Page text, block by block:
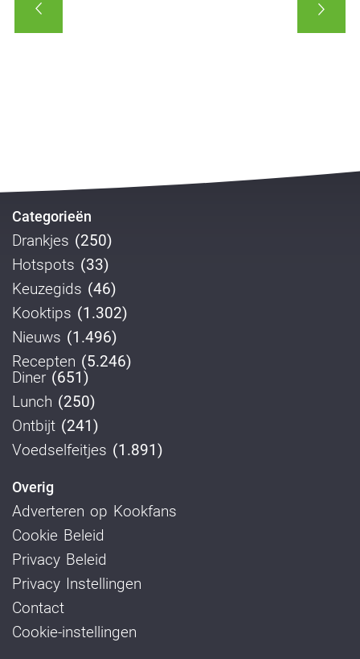
Categorieën
Drankjes (250)
Hotspots (33)
Keuzegids (46)
Kooktips (1.302)
Nieuws (1.496)
Recepten (5.246)
Diner (651)
Lunch (250)
Ontbijt (241)
Voedselfeitjes (1.891)
Overig
Adverteren op Kookfans
Cookie Beleid
Privacy Beleid
Privacy Instellingen
Contact
Cookie-instellingen